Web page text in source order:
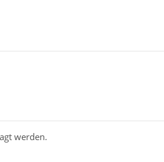
werden.